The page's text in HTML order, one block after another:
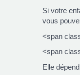
Si votre
vous
<span
<span
Elle